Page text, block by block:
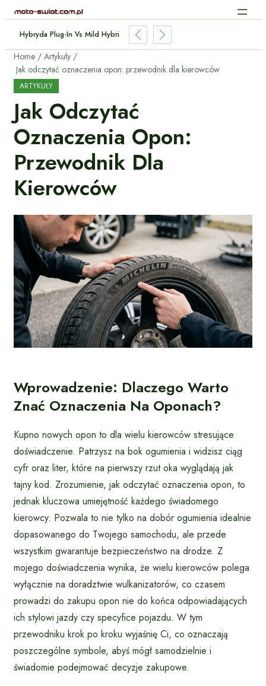
Aut Elektrycznych: Jak Działa Bez Kabli?
Home
Artykuły
Jak odczytać oznaczenia opon: przewodnik dla kierowców
ARTYKUŁY
Jak Odczytać
Oznaczenia Opon:
Przewodnik Dla
Kierowców
Wprowadzenie: Dlaczego Warto
Znać Oznaczenia Na Oponach?
Kupno nowych opon to dla wielu kierowców stresujące
doświadczenie. Patrzysz na bok ogumienia i widzisz ciąg
cyfr oraz liter, które na pierwszy rzut oka wyglądają jak
tajny kod. Zrozumienie, jak odczytać oznaczenia opon, to
jednak kluczowa umiejętność każdego świadomego
kierowcy. Pozwala to nie tylko na dobór ogumienia idealnie
dopasowanego do Twojego samochodu, ale przede
wszystkim gwarantuje bezpieczeństwo na drodze. Z
mojego doświadczenia wynika, że wielu kierowców polega
wyłącznie na doradztwie wulkanizatorów, co czasem
prowadzi do zakupu opon nie do końca odpowiadających
ich stylowi jazdy czy specyfice pojazdu. W tym
przewodniku krok po kroku wyjaśnię Ci, co oznaczają
poszczególne symbole, abyś mógł samodzielnie i
świadomie podejmować decyzje zakupowe.